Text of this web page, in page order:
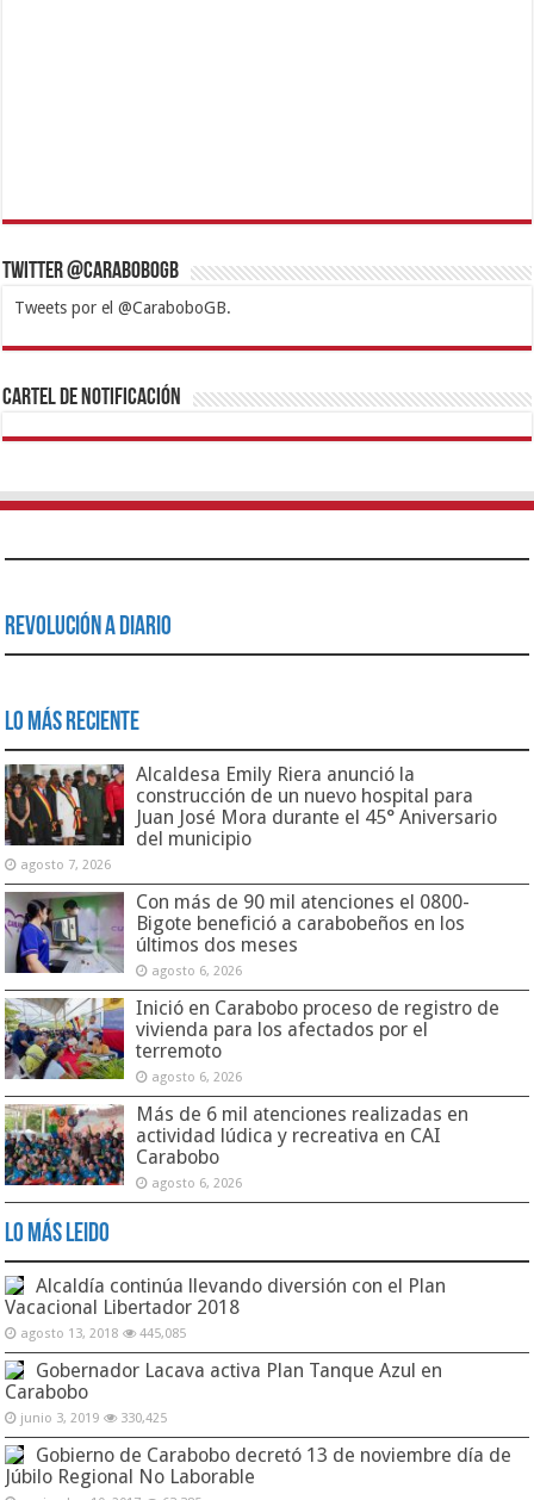
Twitter @CaraboboGB
Tweets por el @CaraboboGB.
1xbetBetturkeyBetistKralbetSupertotobetTipobetMatadorbetMariobet
https://mvbcasino.com/
Cartel de Notificación
Revolución a Diario
Lo Más Reciente
Alcaldesa Emily Riera anunció la
construcción de un nuevo hospital para
Juan José Mora durante el 45° Aniversario
del municipio
agosto 7, 2026
Con más de 90 mil atenciones el 0800-
Bigote benefició a carabobeños en los
últimos dos meses
agosto 6, 2026
Inició en Carabobo proceso de registro de
vivienda para los afectados por el
terremoto
agosto 6, 2026
Más de 6 mil atenciones realizadas en
actividad lúdica y recreativa en CAI
Carabobo
agosto 6, 2026
Lo Más Leido
Alcaldía continúa llevando diversión con el Plan
Vacacional Libertador 2018
agosto 13, 2018 445,085
Gobernador Lacava activa Plan Tanque Azul en
Carabobo
junio 3, 2019 330,425
Gobierno de Carabobo decretó 13 de noviembre día de
Júbilo Regional No Laborable